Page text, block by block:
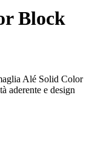
Block
Alé Solid Color
aderente e design